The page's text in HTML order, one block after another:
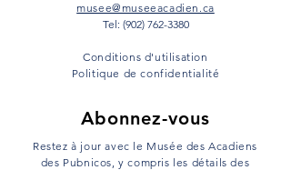
musee@museeacadien.ca
Tel: (902) 762-3380
Conditions d'utilisation
Politique de confidentialité
Abonnez-vous
Restez à jour avec le Musée des Acadiens
des Pubnicos, y compris les détails des